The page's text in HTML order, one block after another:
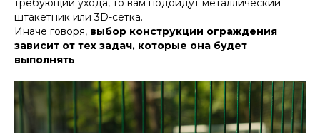
требующий ухода, то вам подойдут металлический
штакетник или 3D-сетка.
Иначе говоря, выбор конструкции ограждения
зависит от тех задач, которые она будет
выполнять.